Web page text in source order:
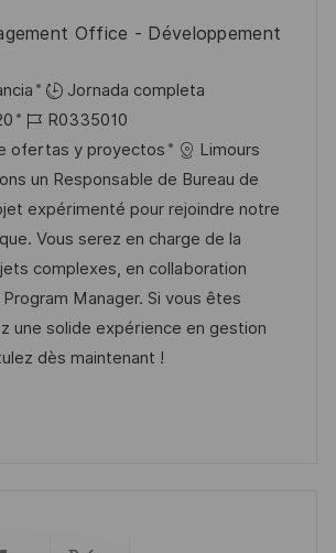
o
Office - Développement
Jornada completa
I
D
d
e
e
m
p
l
e
R0335010
ofertas y proyectos
Limours
un Responsable de Bureau de
expérimenté pour rejoindre notre
Vous serez en charge de la
complexes, en collaboration
Manager. Si vous êtes
une solide expérience en gestion
dès maintenant !